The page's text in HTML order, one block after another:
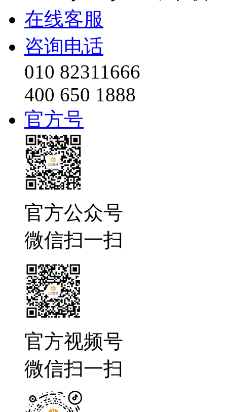
在线客服
咨询电话
010 82311666
400 650 1888
官方号
官方公众号
微信扫一扫
官方视频号
微信扫一扫